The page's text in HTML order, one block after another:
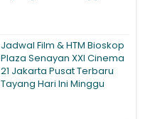
Jadwal Film & HTM Bioskop
Plaza Senayan XXI Cinema
21 Jakarta Pusat Terbaru
Tayang Hari Ini Minggu